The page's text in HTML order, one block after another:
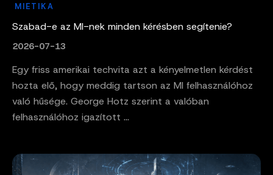
MIETIKA
Szabad-e az MI-nek minden kérésben segítenie?
2026-07-13
Egy friss amerikai techvita azt a kényelmetlen kérdést
hozta elő, hogy meddig tartson az MI felhasználóhoz
való hűsége. George Hotz szerint a valóban
felhasználóhoz igazított ...